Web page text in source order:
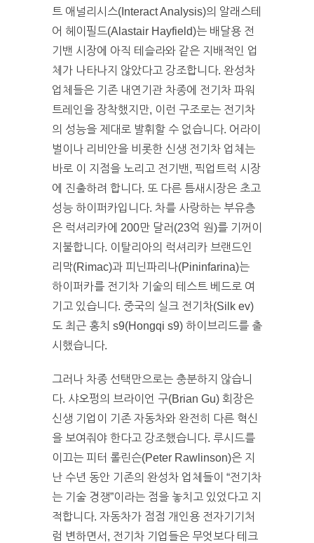
트 애널리시스(Interact Analysis)의 알래스테
어 헤이필드(Alastair Hayfield)는 배달용 전
기밴 시장에 아직 테슬라와 같은 지배적인 업
체가 나타나지 않았다고 강조합니다. 완성차
업체들은 기존 내연기관 차종에 전기차 파워
트레인을 장착했지만, 이런 구조로는 전기차
의 성능을 제대로 발휘할 수 없습니다. 어라이
벌이나 리비안을 비롯한 신생 전기차 업체는
바로 이 지점을 노리고 전기밴, 픽업트럭 시장
에 진출하려 합니다. 또 다른 틈새시장은 초고
성능 하이퍼카입니다. 차를 사랑하는 부유층
은 럭셔리카에 200만 달러(23억 원)를 기꺼이
지불합니다. 이탈리아의 럭셔리카 브랜드인
리막(Rimac)과 피닌파리나(Pininfarina)는
하이퍼카를 전기차 기술의 테스트 베드로 여
기고 있습니다. 중국의 실크 전기차(Silk ev)
도 최근 홍치 s9(Hongqi s9) 하이브리드를 출
시했습니다.
그러나 차종 선택만으로는 충분하지 않습니
다. 샤오펑의 브라이언 구(Brian Gu) 회장은
신생 기업이 기존 자동차와 완전히 다른 혁신
을 보여줘야 한다고 강조했습니다. 루시드를
이끄는 피터 롤린슨(Peter Rawlinson)은 지
난 수년 동안 기존의 완성차 업체들이 “전기차
는 기술 경쟁”이라는 점을 놓치고 있었다고 지
적합니다. 자동차가 점점 개인용 전자기기처
럼 변하면서, 전기차 기업들은 무엇보다 테크